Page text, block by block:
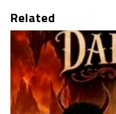
Related